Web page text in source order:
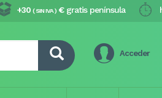
+30 ( SIN IVA ) €gratis península
Acceder